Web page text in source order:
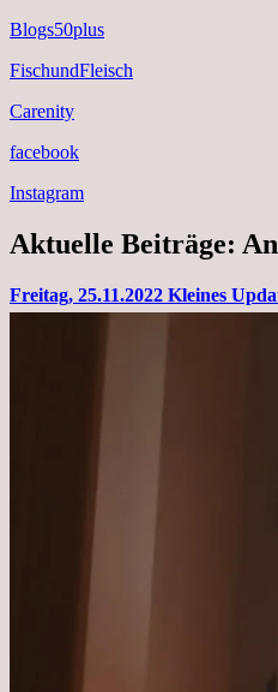
Blogs50plus
FischundFleisch
Carenity
facebook
Instagram
Aktuelle Beiträge:
Freitag, 25.11.2022 Kleines